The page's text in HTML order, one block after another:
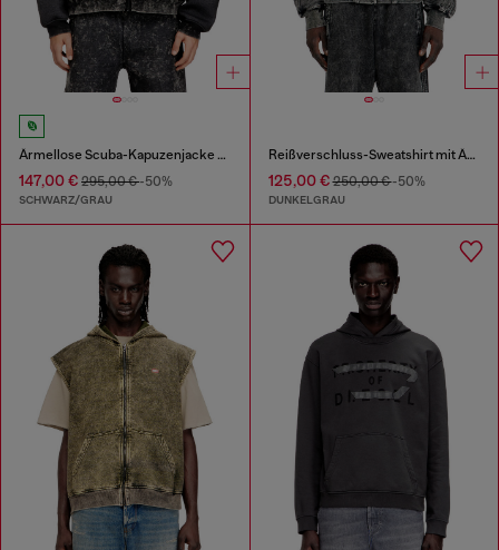
Ärmellose Scuba-Kapuzenjacke mit Marmor-Waschung
147,00 € 295,00 €-50%
SCHWARZ/GRAU
Reißverschluss-Sweatshirt mit Ärmelbändern
125,00 €250,00 €-50%
DUNKELGRAU